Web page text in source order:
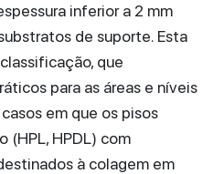
inferior a 2 mm
de suporte. Esta
que
para as áreas e níveis
em que os pisos
(HPL, HPDL) com
à colagem em